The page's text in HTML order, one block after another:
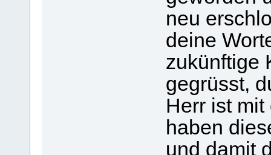
neu
deine
zukünftige
gegrüsst,
Herr ist
haben
und damit